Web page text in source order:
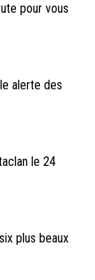
pour vous
alerte des
le 24
plus beaux